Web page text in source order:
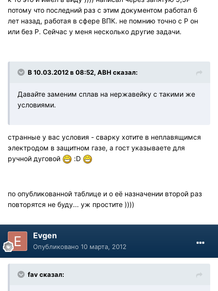
потому что последний раз с этим документом работал 6
лет назад, работая в сфере ВПК. не помнию точно с Р он
или без Р. Сейчас у меня несколько другие задачи.
В 10.03.2012 в 08:52, АВН сказал:
Давайте заменим сплав на нержавейку с такими же
условиями.
cтранные у вас условия - сварку хотите в неплавящимся
электродом в защитном газе, а гост указываете для
ручной дуговой
:D
по опубликованной таблице и о её назначении второй раз
повторятся не буду... уж простите ))))
Evgen
Опубликовано 10 марта, 2012
fav сказал: